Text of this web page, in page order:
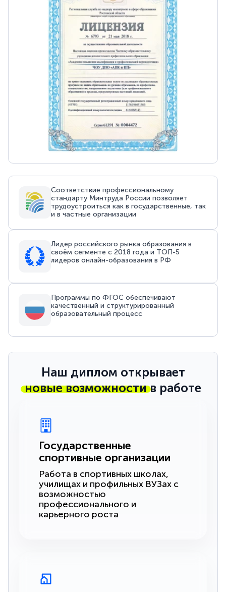
Соответствие профессиональному
стандарту Минтруда России позволяет
трудоустроиться как в государственные, так
и в частные организации
Лидер российского рынка образования в
своём сегменте с 2018 года и ТОП-5
лидеров онлайн-образования в РФ
Программы по ФГОС обеспечивают
качественный и структурированный
образовательный процесс
Наш диплом открывает
новые возможностив работе
Государственные
спортивные организации
Работа в спортивных школах,
училищах и профильных ВУЗах с
возможностью
профессионального и
карьерного роста